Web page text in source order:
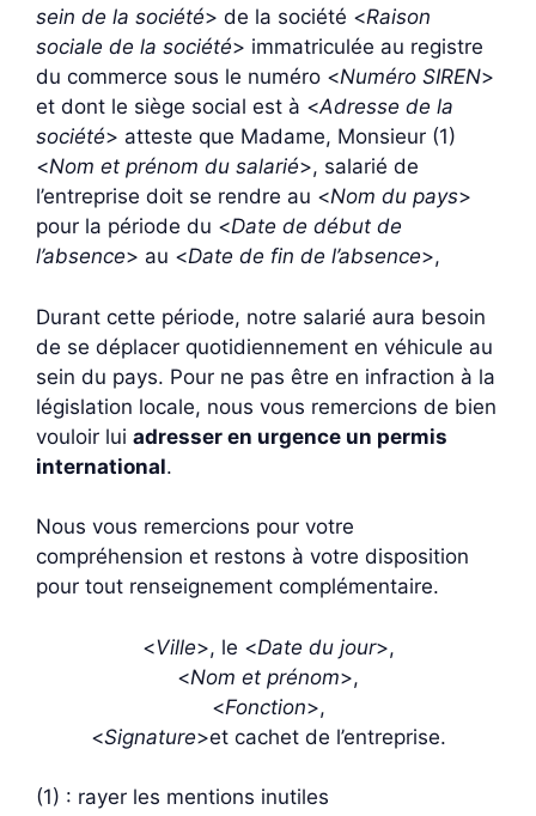
sein de la société> de la société <Raison
sociale de la société> immatriculée au registre
du commerce sous le numéro <Numéro SIREN>
et dont le siège social est à <Adresse de la
société> atteste que Madame, Monsieur (1)
<Nom et prénom du salarié>, salarié de
l’entreprise doit se rendre au <Nom du pays>
pour la période du <Date de début de
l’absence> au <Date de fin de l’absence>,
Durant cette période, notre salarié aura besoin
de se déplacer quotidiennement en véhicule au
sein du pays. Pour ne pas être en infraction à la
législation locale, nous vous remercions de bien
vouloir lui adresser en urgence un permis
international.
Nous vous remercions pour votre
compréhension et restons à votre disposition
pour tout renseignement complémentaire.
<Ville>, le <Date du jour>,
<Nom et prénom>,
<Fonction>,
<Signature>et cachet de l’entreprise.
(1) : rayer les mentions inutiles